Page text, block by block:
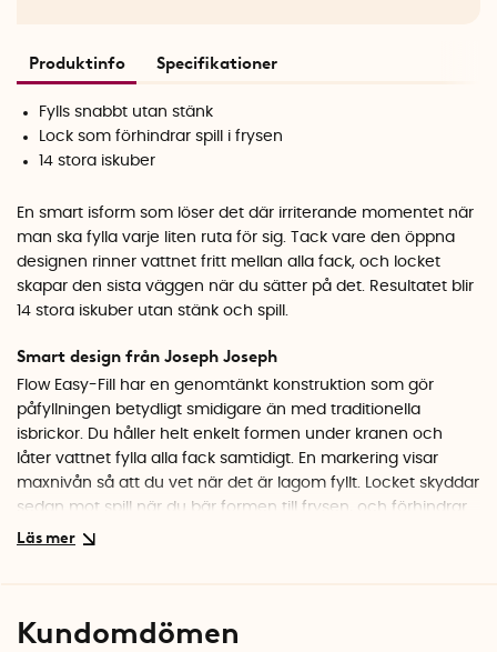
Produktinfo Specifikationer
Fylls snabbt utan stänk
Lock som förhindrar spill i frysen
14 stora iskuber
En smart isform som löser det där irriterande momentet när
man ska fylla varje liten ruta för sig. Tack vare den öppna
designen rinner vattnet fritt mellan alla fack, och locket
skapar den sista väggen när du sätter på det. Resultatet blir
14 stora iskuber utan stänk och spill.
Smart design från Joseph Joseph
Flow Easy-Fill har en genomtänkt konstruktion som gör
påfyllningen betydligt smidigare än med traditionella
isbrickor. Du håller helt enkelt formen under kranen och
låter vattnet fylla alla fack samtidigt. En markering visar
maxnivån så att du vet när det är lagom fyllt. Locket skyddar
sedan mot spill när du bär formen till frysen, och förhindrar
att isen tar åt sig dofter från andra matvaror.
silikonbottnen så lossnar de enkelt. Formen är stapelbar,
Kundomdömen